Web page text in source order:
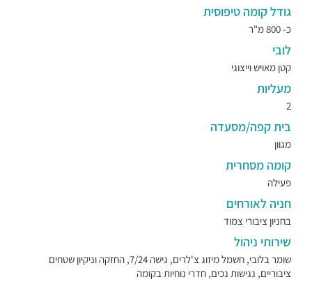
גודל קומה טיפוסית
כ- 800 מ"ר
לובי
קטן מאויש וייצוגי
מעליות
2
בית קפה/מסעדה
מגוון
קומה מסחרית
פעילה
חניה לאורחים
בחניון ציבורי צמוד
שירותי ניהול
שומר בלובי, חשמל מיזוג צ'לרים, גישה 7/24, החזקה וניקיון שטחים
ציבוריים, נגישות נכים, חדרי נוחיות בקומה